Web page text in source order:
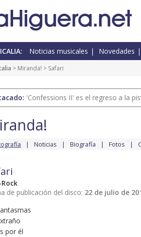
Noticias musicales Novedades
> Miranda! > Safari
'Confessions II' es el regreso a la
Noticias Biografía Fotos
de publicación del disco: 22 de julio de
por él